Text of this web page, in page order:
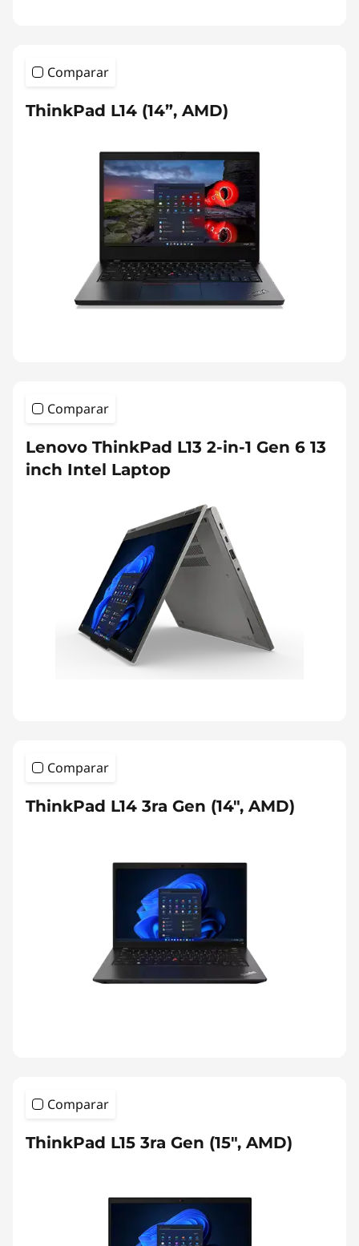
Comparar
ThinkPad L14 (14”, AMD)
Comparar
Lenovo ThinkPad L13 2-in-1 Gen 6 13
inch Intel Laptop
Comparar
ThinkPad L14 3ra Gen (14", AMD)
Comparar
ThinkPad L15 3ra Gen (15", AMD)